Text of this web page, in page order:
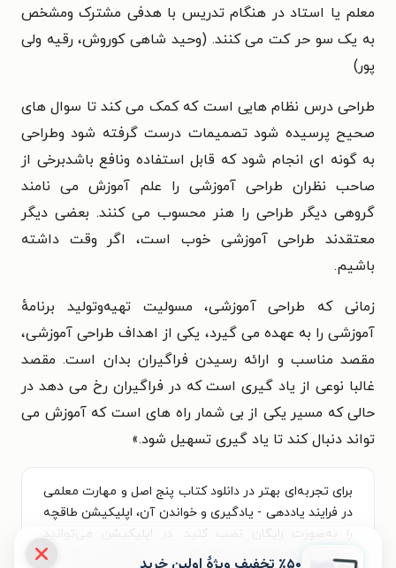
معلم یا استاد در هنگام تدریس با هدفی مشترک ومشخص
به یک سو حر کت می کنند. (وحید شاهی کوروش، رقیه ولی
پور)
طراحی درس نظام هایی است که کمک می کند تا سوال های
صحیح پرسیده شود تصمیمات درست گرفته شود وطراحی
به گونه ای انجام شود که قابل استفاده ونافع باشدبرخی از
صاحب نظران طراحی آموزشی را علم آموزش می نامند
گروهی دیگر طراحی را هنر محسوب می کنند. بعضی دیگر
معتقدند طراحی آموزشی خوب است، اگر وقت داشته
باشیم.
زمانی که طراحی آموزشی، مسولیت تهیه‌وتولید برنامهٔ
آموزشی را به عهده می گیرد، یکی از اهداف طراحی آموزشی،
مقصد مناسب و ارائه رسیدن فراگیران بدان است. مقصد
غالبا نوعی از یاد گیری است که در فراگیران رخ می دهد در
حالی که مسیر یکی از بی شمار راه های است که آموزش می
تواند دنبال کند تا یاد گیری تسهیل شود.»
برای تجربه‌ای بهتر در دانلود کتاب پنج اصل و مهارت معلمی
در فرایند یاددهی - یادگیری و خواندن آن، اپلیکیشن طاقچه
را به‌صورت رایگان نصب کنید. در اپلیکیشن می‌توانید
مطالعه‌ی خود را شخصی‌سازی کنید و لذت خواندن و شنیدن